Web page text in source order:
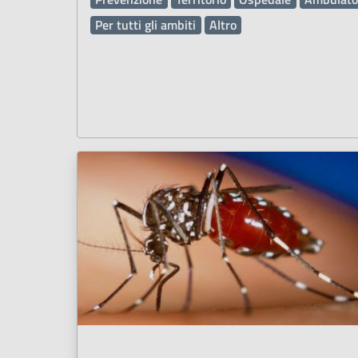
Per tutti gli ambiti
Altro